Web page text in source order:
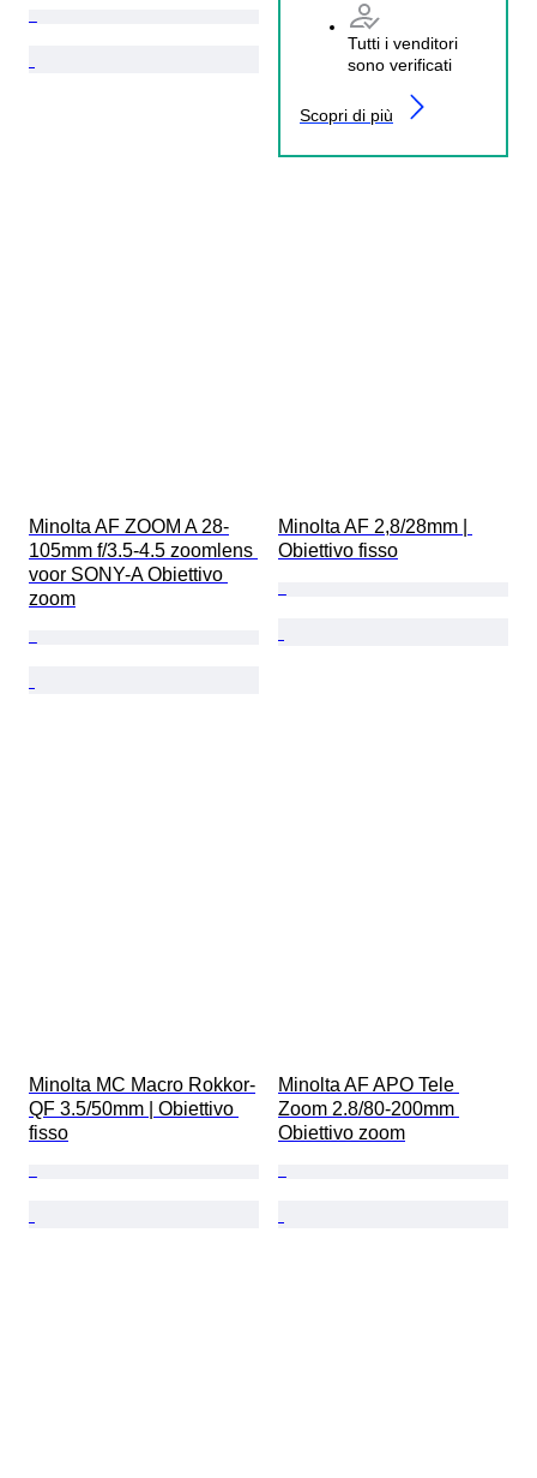
Tutti i venditori
sono verificati
Scopri di più
Minolta AF ZOOM A 28-
105mm f/3.5-4.5 zoomlens
voor SONY-A Obiettivo
zoom
Minolta AF 2,8/28mm |
Obiettivo fisso
Minolta MC Macro Rokkor-
QF 3.5/50mm | Obiettivo
fisso
Minolta AF APO Tele
Zoom 2.8/80-200mm
Obiettivo zoom